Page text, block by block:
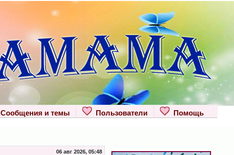
Помощь
Пользователи
Сообщения и темы
06 авг 2026, 05:48